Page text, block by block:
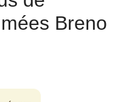
Breno